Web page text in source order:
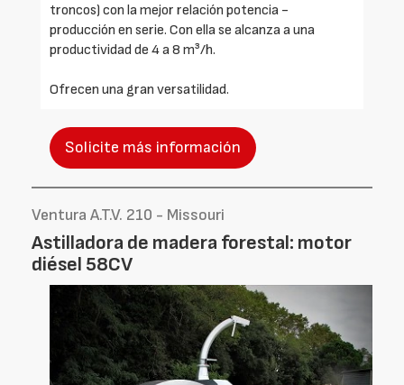
troncos) con la mejor relación potencia -
producción en serie. Con ella se alcanza a una
productividad de 4 a 8 m³/h.
Ofrecen una gran versatilidad.
Solicite más información
Ventura A.T.V. 210 - Missouri
Astilladora de madera forestal: motor
diésel 58CV
Foto
Anterior